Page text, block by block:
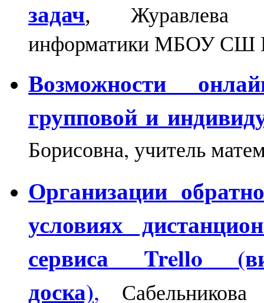
задач,
Журавлева
информатики МБОУ СШ
Возможности
групповой и
Борисовна, учитель
Организации
условиях
сервиса Trello
доска),